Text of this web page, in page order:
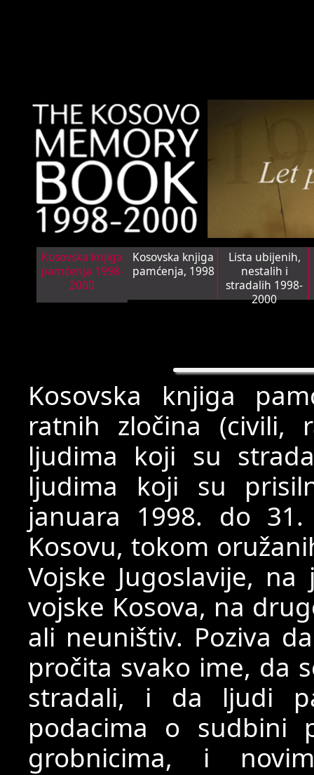
Kosovska knjiga
pamćenja 1998-
2000
Kosovska knjiga
pamćenja, 1998
Lista ubijenih,
nestalih i
stradalih 1998-
2000
Kosovska knjiga
ratnih zločina (civili,
ljudima koji su
ljudima koji su
januara 1998. do
Kosovu, tokom
Vojske Jugoslavije,
vojske Kosova, na
ali neuništiv. Poziva
pročita svako ime, da
stradali, i da ljudi
podacima o
grobnicima, i